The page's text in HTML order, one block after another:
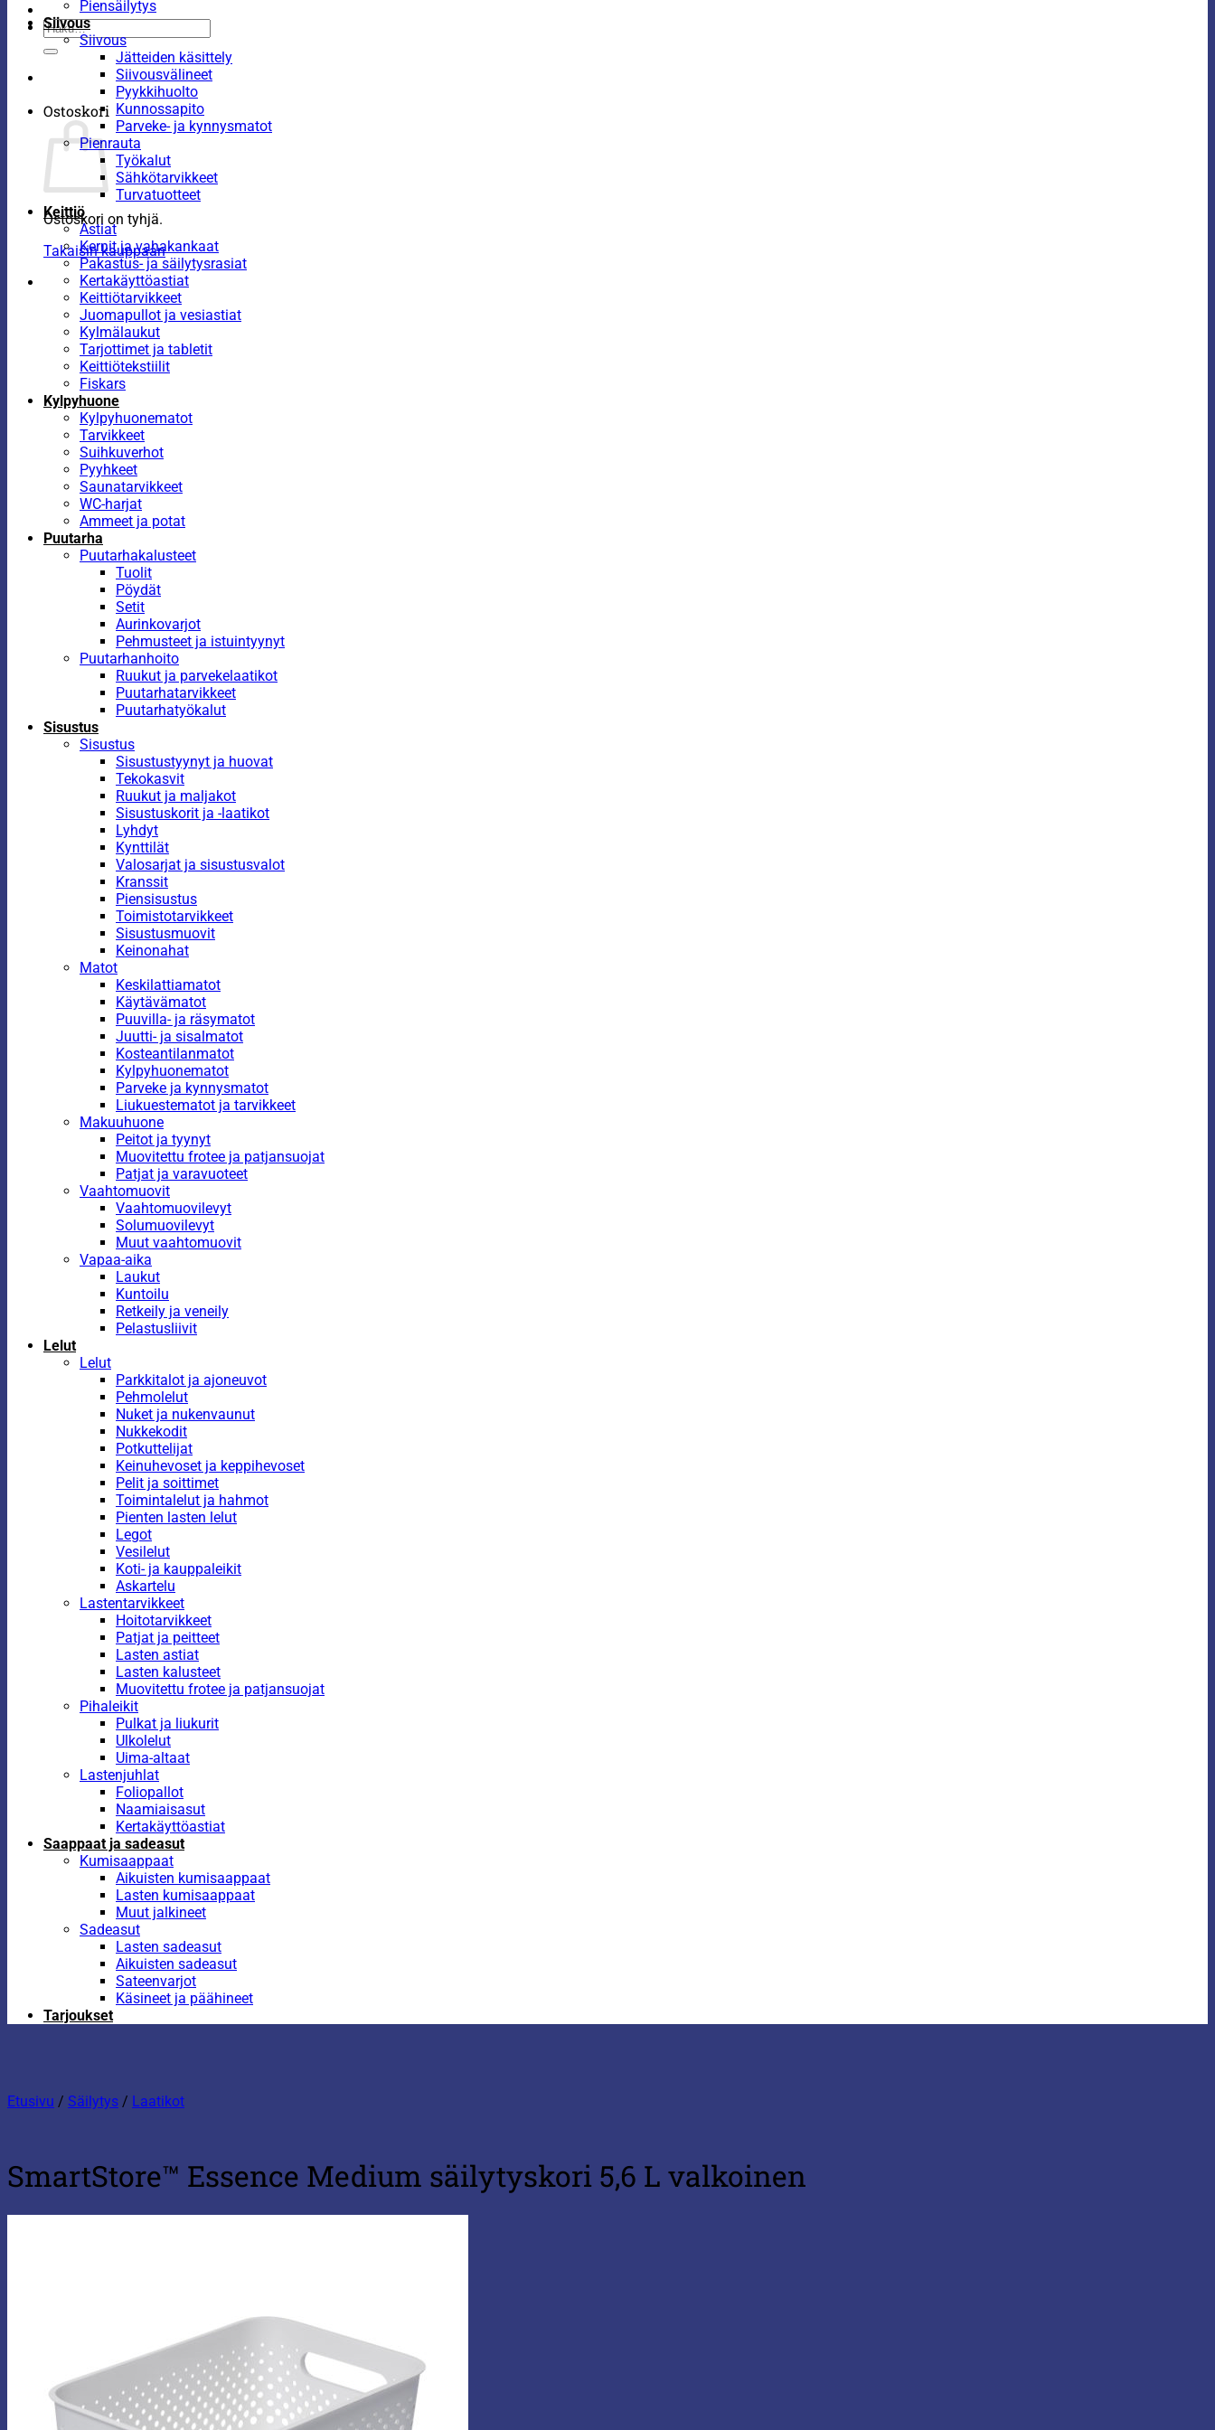
Etsi:
Ostoskori
Ostoskori on tyhjä.
Takaisin kauppaan
Piensäilytys
Siivous
Siivous
Jätteiden käsittely
Siivousvälineet
Pyykkihuolto
Kunnossapito
Parveke- ja kynnysmatot
Pienrauta
Työkalut
Sähkötarvikkeet
Turvatuotteet
Keittiö
Astiat
Kernit ja vahakankaat
Pakastus- ja säilytysrasiat
Kertakäyttöastiat
Keittiötarvikkeet
Juomapullot ja vesiastiat
Kylmälaukut
Tarjottimet ja tabletit
Keittiötekstiilit
Fiskars
Kylpyhuone
Kylpyhuonematot
Tarvikkeet
Suihkuverhot
Pyyhkeet
Saunatarvikkeet
WC-harjat
Ammeet ja potat
Puutarha
Puutarhakalusteet
Tuolit
Pöydät
Setit
Aurinkovarjot
Pehmusteet ja istuintyynyt
Puutarhanhoito
Ruukut ja parvekelaatikot
Puutarhatarvikkeet
Puutarhatyökalut
Sisustus
Sisustus
Sisustustyynyt ja huovat
Tekokasvit
Ruukut ja maljakot
Sisustuskorit ja -laatikot
Lyhdyt
Kynttilät
Valosarjat ja sisustusvalot
Kranssit
Piensisustus
Toimistotarvikkeet
Sisustusmuovit
Keinonahat
Matot
Keskilattiamatot
Käytävämatot
Puuvilla- ja räsymatot
Juutti- ja sisalmatot
Kosteantilanmatot
Kylpyhuonematot
Parveke ja kynnysmatot
Liukuestematot ja tarvikkeet
Makuuhuone
Peitot ja tyynyt
Muovitettu frotee ja patjansuojat
Patjat ja varavuoteet
Vaahtomuovit
Vaahtomuovilevyt
Solumuovilevyt
Muut vaahtomuovit
Vapaa-aika
Laukut
Kuntoilu
Retkeily ja veneily
Pelastusliivit
Lelut
Lelut
Parkkitalot ja ajoneuvot
Pehmolelut
Nuket ja nukenvaunut
Nukkekodit
Potkuttelijat
Keinuhevoset ja keppihevoset
Pelit ja soittimet
Toimintalelut ja hahmot
Pienten lasten lelut
Legot
Vesilelut
Koti- ja kauppaleikit
Askartelu
Lastentarvikkeet
Hoitotarvikkeet
Patjat ja peitteet
Lasten astiat
Lasten kalusteet
Muovitettu frotee ja patjansuojat
Pihaleikit
Pulkat ja liukurit
Ulkolelut
Uima-altaat
Lastenjuhlat
Foliopallot
Naamiaisasut
Kertakäyttöastiat
Saappaat ja sadeasut
Kumisaappaat
Aikuisten kumisaappaat
Lasten kumisaappaat
Muut jalkineet
Sadeasut
Lasten sadeasut
Aikuisten sadeasut
Sateenvarjot
Käsineet ja päähineet
Tarjoukset
Etusivu / Säilytys / Laatikot
SmartStore™ Essence Medium säilytyskori 5,6 L valkoinen